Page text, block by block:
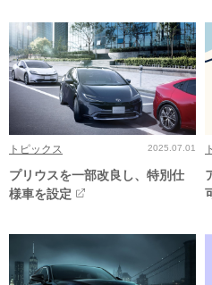
トピックス 2025.07.01
プリウスを一部改良し、特別仕
様車を設定